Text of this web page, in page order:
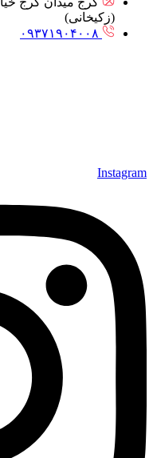
(زکیخانی)
۰۹۳۷۱۹۰۴۰۰۸
Instagram